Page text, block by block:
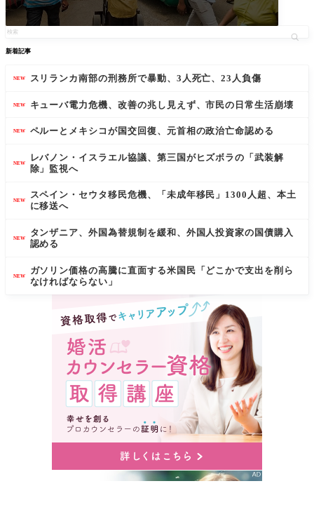
新着記事
NEW スリランカ南部の刑務所で暴動、3人死亡、23人負傷
NEW キューバ電力危機、改善の兆し見えず、市民の日常生活崩壊
NEW ペルーとメキシコが国交回復、元首相の政治亡命認める
NEW
レバノン・イスラエル協議、第三国がヒズボラの「武装解
除」監視へ
NEW
スペイン・セウタ移民危機、「未成年移民」1300人超、本土
に移送へ
NEW
タンザニア、外国為替規制を緩和、外国人投資家の国債購入
認める
NEW
ガソリン価格の高騰に直面する米国民「どこかで支出を削ら
なければならない」